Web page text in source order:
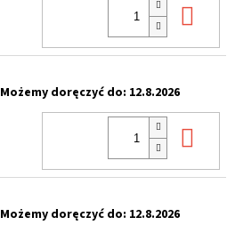
Możemy doręczyć do: 12.8.2026
Możemy doręczyć do: 12.8.2026